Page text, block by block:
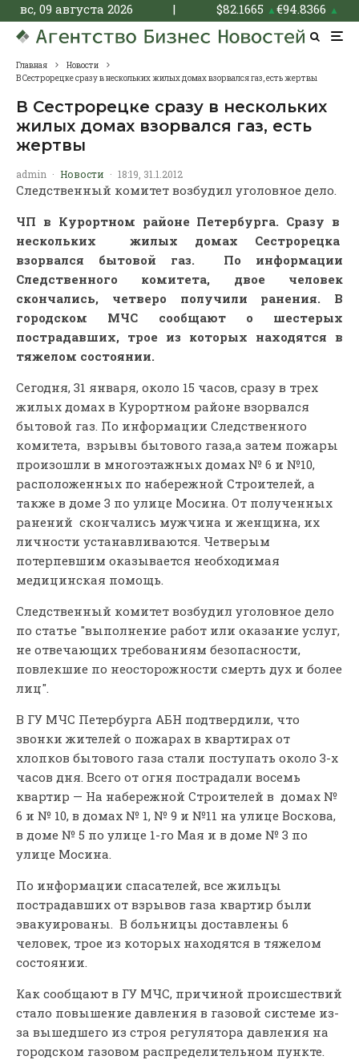
вс, 09 августа 2026 | $82.1665 ▲€94.8366 ▲
Главная
Новости
В Сестрорецке сразу в нескольких жилых домах взорвался газ, есть жертвы
В Сестрорецке сразу в нескольких
жилых домах взорвался газ, есть
жертвы
admin · Новости · 18:19, 31.1.2012
Следственный комитет возбудил уголовное дело.
ЧП в Курортном районе Петербурга. Сразу в
нескольких жилых домах Сестрорецка
взорвался бытовой газ. По информации
Следственного комитета, двое человек
скончались, четверо получили ранения. В
городском МЧС сообщают о шестерых
пострадавших, трое из которых находятся в
тяжелом состоянии.
Сегодня, 31 января, около 15 часов, сразу в трех
жилых домах в Курортном районе взорвался
бытовой газ. По информации Следственного
комитета, взрывы бытового газа,а затем пожары
произошли в многоэтажных домах № 6 и №10,
расположенных по набережной Строителей, а
также в доме 3 по улице Мосина. От полученных
ранений скончались мужчина и женщина, их
личности устанавливаются. Четверым
потерпевшим оказывается необходимая
медицинская помощь.
Следственный комитет возбудил уголовное дело
по статье "выполнение работ или оказание услуг,
не отвечающих требованиям безопасности,
повлекшие по неосторожности смерть дух и более
лиц".
В ГУ МЧС Петербурга АБН подтвердили, что
звонки жителей о пожарах в квартирах от
хлопков бытового газа стали поступать около 3-х
часов дня. Всего от огня пострадали восемь
квартир — На набережной Строителей в домах №
6 и № 10, в домах № 1, № 9 и №11 на улице Воскова,
в доме № 5 по улице 1-го Мая и в доме № 3 по
улице Мосина.
По информации спасателей, все жильцы
пострадавших от взрывов газа квартир были
эвакуированы. В больницы доставлены 6
человек, трое из которых находятся в тяжелом
состоянии.
Как сообщают в ГУ МЧС, причиной происшествий
стало повышение давления в газовой системе из-
за вышедшего из строя регулятора давления на
городском газовом распределительном пункте.